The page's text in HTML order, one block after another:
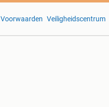
Voorwaarden Veiligheidscentrum